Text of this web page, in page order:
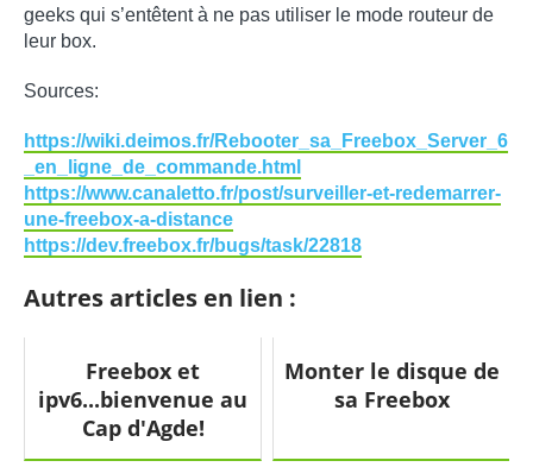
geeks qui s’entêtent à ne pas utiliser le mode routeur de
leur box.
Sources:
https://wiki.deimos.fr/Rebooter_sa_Freebox_Server_6
_en_ligne_de_commande.html
https://www.canaletto.fr/post/surveiller-et-redemarrer-
une-freebox-a-distance
https://dev.freebox.fr/bugs/task/22818
Autres articles en lien :
Freebox et
ipv6...bienvenue au
Cap d'Agde!
Monter le disque de
sa Freebox